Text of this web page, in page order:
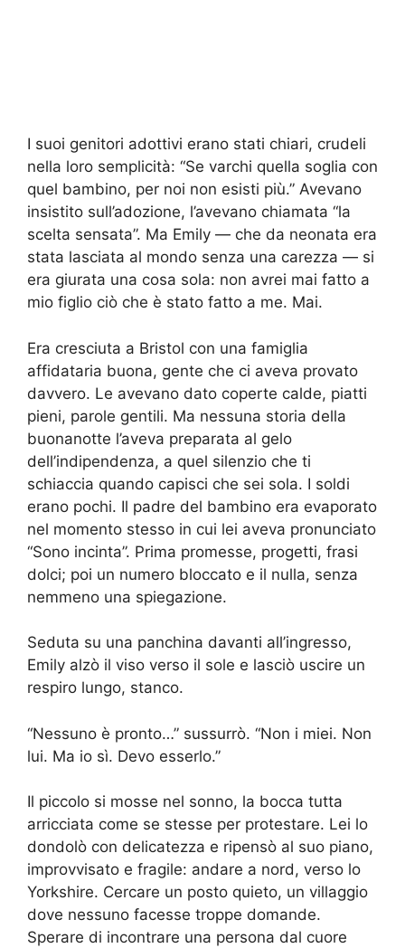
I suoi genitori adottivi erano stati chiari, crudeli
nella loro semplicità: “Se varchi quella soglia con
quel bambino, per noi non esisti più.” Avevano
insistito sull’adozione, l’avevano chiamata “la
scelta sensata”. Ma Emily — che da neonata era
stata lasciata al mondo senza una carezza — si
era giurata una cosa sola: non avrei mai fatto a
mio figlio ciò che è stato fatto a me. Mai.
Era cresciuta a Bristol con una famiglia
affidataria buona, gente che ci aveva provato
davvero. Le avevano dato coperte calde, piatti
pieni, parole gentili. Ma nessuna storia della
buonanotte l’aveva preparata al gelo
dell’indipendenza, a quel silenzio che ti
schiaccia quando capisci che sei sola. I soldi
erano pochi. Il padre del bambino era evaporato
nel momento stesso in cui lei aveva pronunciato
“Sono incinta”. Prima promesse, progetti, frasi
dolci; poi un numero bloccato e il nulla, senza
nemmeno una spiegazione.
Seduta su una panchina davanti all’ingresso,
Emily alzò il viso verso il sole e lasciò uscire un
respiro lungo, stanco.
“Nessuno è pronto…” sussurrò. “Non i miei. Non
lui. Ma io sì. Devo esserlo.”
Il piccolo si mosse nel sonno, la bocca tutta
arricciata come se stesse per protestare. Lei lo
dondolò con delicatezza e ripensò al suo piano,
improvvisato e fragile: andare a nord, verso lo
Yorkshire. Cercare un posto quieto, un villaggio
dove nessuno facesse troppe domande.
Sperare di incontrare una persona dal cuore